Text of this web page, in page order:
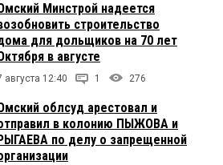
Минстрой надеется
строительство
для дольщиков на 70 лет
в августе
августа 12:40 1 276
облсуд арестовал и
в колонию ПЫЖОВА и
по делу о запрещенной